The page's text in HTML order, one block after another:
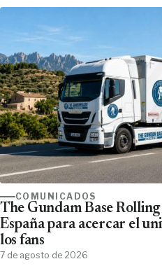
COMUNICADOS
The Gundam Base
España para acercar el
los fans
7 de agosto de 2026